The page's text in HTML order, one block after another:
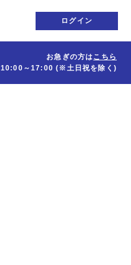
ログイン
お急ぎの方はこちら
10:00～17:00(※土日祝を除く)